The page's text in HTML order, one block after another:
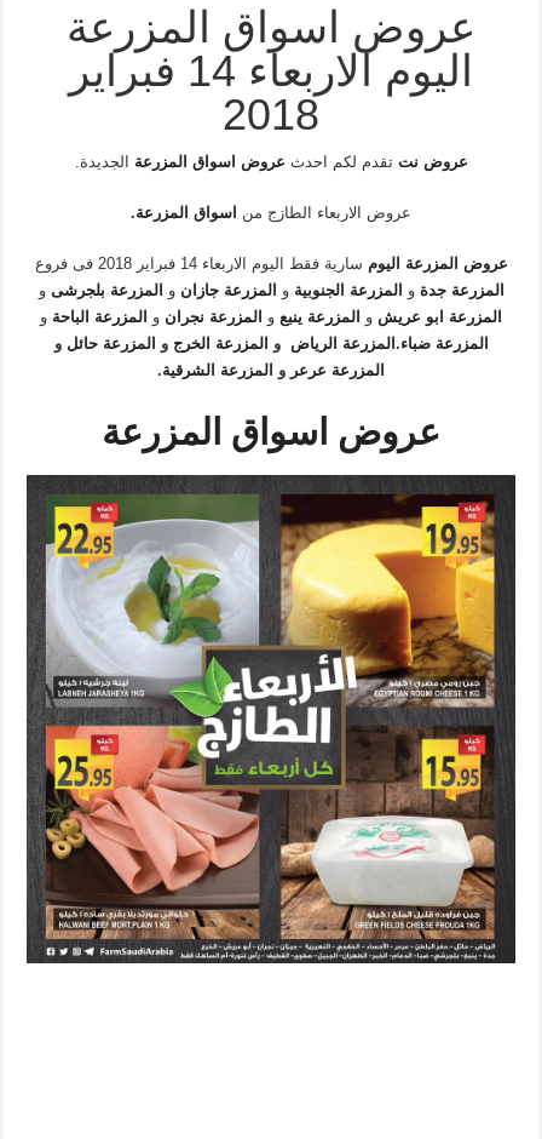
عروض اسواق المزرعة
اليوم الاربعاء 14 فبراير
2018
عروض نتتقدم لكم احدث عروض اسواق المزرعةالجديدة.
عروض الاربعاء الطازج من اسواق المزرعة.
عروض المزرعة اليومسارية فقط اليوم الاربعاء 14 فبراير 2018 فى فروع
المزرعة جدةو المزرعة الجنوبيةو المزرعة جازانو المزرعة بلجرشىو
المزرعة ابو عريشو المزرعة ينبعو المزرعة نجرانو المزرعة الباحةو
المزرعة ضباء.المزرعة الرياضو المزرعة الخرجو المزرعة حائلو
المزرعة عرعر و المزرعة الشرقية.
عروض اسواق المزرعة